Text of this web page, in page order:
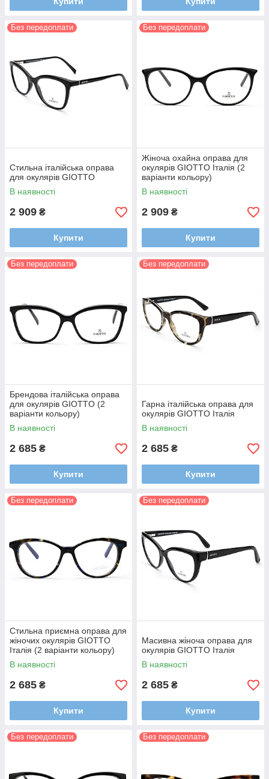
Без передоплати
Стильна італійська оправа
для окулярів GIOTTO
В наявності
2 909 ₴
Купити
Без передоплати
Жіноча охайна оправа для
окулярів GIOTTO Італія (2
варіанти кольору)
В наявності
2 909 ₴
Купити
Без передоплати
Брендова італійська оправа
для окулярів GIOTTO (2
варіанти кольору)
В наявності
2 685 ₴
Купити
Без передоплати
Гарна італійська оправа для
окулярів GIOTTO Італія
В наявності
2 685 ₴
Купити
Без передоплати
Стильна приємна оправа для
жіночих окулярів GIOTTO
Італія (2 варіанти кольору)
В наявності
2 685 ₴
Купити
Без передоплати
Масивна жіноча оправа для
окулярів GIOTTO Італія
В наявності
2 685 ₴
Купити
Без передоплати Без передоплати